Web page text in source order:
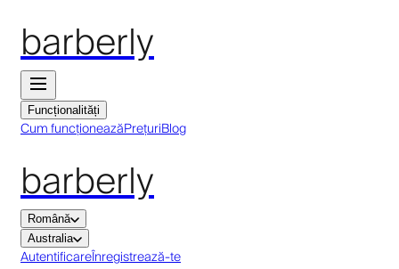
barberly
Funcționalități
Cum funcționeazăPrețuriBlog
barberly
Română
Australia
AutentificareÎnregistrează-te